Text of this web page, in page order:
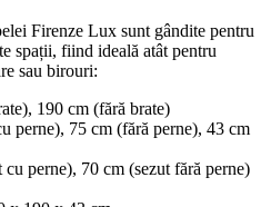
Firenze Lux sunt gândite pentru
spații, fiind ideală atât pentru
sau birouri:
190 cm (fără brate)
perne), 75 cm (fără perne), 43 cm
cu perne), 70 cm (sezut fără perne)